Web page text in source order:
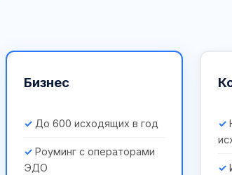
Бизнес
До 600 исходящих в год
Роуминг с операторами
ЭДО